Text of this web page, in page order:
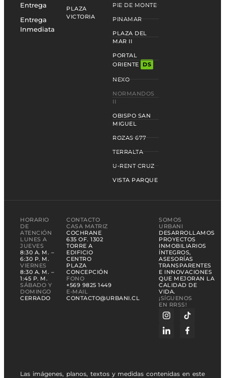
Entrega
Entrega
Inmediata
PLAZA
VICTORIA
PIE DE MONTE
PINAMAR
PLAZA DEL
MAR II
PORTAL
ORIENTE
DS
NEXO
NORMANDOS
II
OBISPO SAN
MIGUEL
ROZAS 677
TERRALTA
U-RENT CRUZ
VISTA PARQUE
HORARIO
DE
ATENCIÓN
LUNES A
JUEVES
8:30 A. M. –
6:30 P. M.
VIERNES
8:30 A. M. –
1:45 P. M.
SÁBADO Y
DOMINGO
CERRADO
CONTACTO
CASA MATRIZ
COCHRANE
635 OF. 1302
TORRE A
EDIFICIO
CENTRO
PLAZA
CONCEPCIÓN
FONO
+569 9825 1449
E-MAIL
CONTACTO@URBANI.CL
SOMOS
URBANI
DESARROLLAMOS
PROYECTOS
INMOBILIARIOS
ÍNTEGROS,
ASESORÍAS
TRANSPARENTES
E INNOVACIONES
QUE MEJORAN LA
CALIDAD DE
VIDA.
¡SÍGUENOS
EN RRSS!
Las imágenes, planos, textos y medidas contenidas en este